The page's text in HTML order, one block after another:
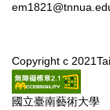
Copyright c
國立臺南藝術大學